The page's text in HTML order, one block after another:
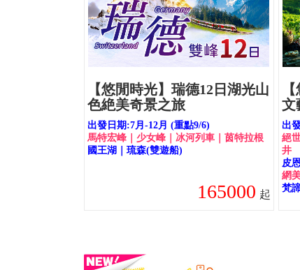
【悠閒時光】瑞德12日湖光山
色絶美奇景之旅
出發日期:7月-12月 (重點9/6)
馬特宏峰｜少女峰｜冰河列車｜茵特拉根
國王湖｜琉森(雙遊船)
165000 起
文
出
絕
井
皮
網
梵